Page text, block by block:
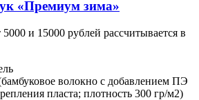
«Премиум зима»
и 15000 рублей рассчитывается в
волокно с добавлением ПЭ
пласта; плотность 300 гр/м2)